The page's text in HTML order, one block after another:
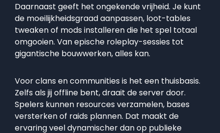
Daarnaast geeft het ongekende vrijheid. Je kunt
de moeilijkheidsgraad aanpassen, loot-tables
tweaken of mods installeren die het spel totaal
omgooien. Van epische roleplay-sessies tot
gigantische bouwwerken, alles kan.
Voor clans en communities is het een thuisbasis.
Zelfs als jij offline bent, draait de server door.
Spelers kunnen resources verzamelen, bases
versterken of raids plannen. Dat maakt de
ervaring veel dynamischer dan op publieke